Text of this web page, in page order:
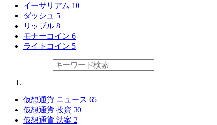
イーサリアム 10
ダッシュ 5
リップル 8
モナーコイン 6
ライトコイン 5
仮想通貨 ニュース 65
仮想通貨 投資 30
仮想通貨 法案 2